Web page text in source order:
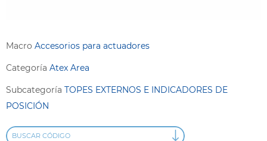
Macro Accesorios para actuadores
Categoría Atex Area
Subcategoría TOPES EXTERNOS E INDICADORES DE
POSICIÓN
BUSCAR CÓDIGO